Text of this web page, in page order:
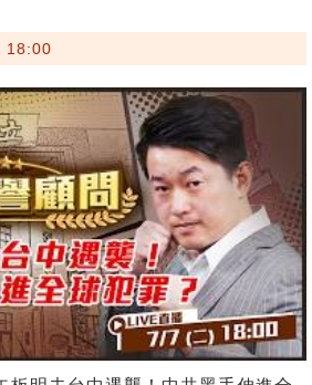
18:00